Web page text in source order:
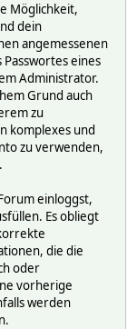
Möglichkeit,
dein
angemessenen
Passwortes eines
Administrator.
Grund auch
zu
komplexes und
zu verwenden,
einloggst,
Es obliegt
die die
oder
vorherige
werden